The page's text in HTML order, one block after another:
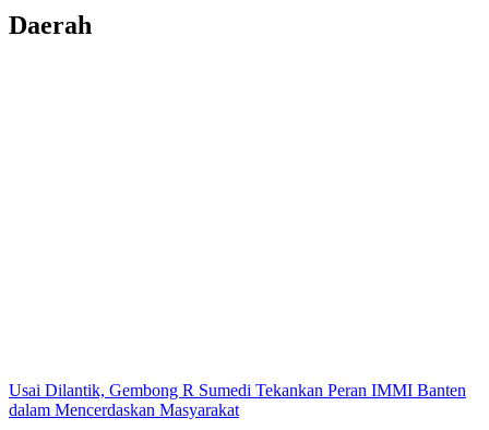
Daerah
Usai Dilantik, Gembong R Sumedi Tekankan Peran IMMI Banten
dalam Mencerdaskan Masyarakat